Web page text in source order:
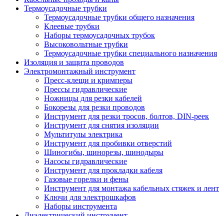
Термоусадочные трубки
Термоусадочные трубки общего назначения
Клеевые трубки
Наборы термоусадочных трубок
Высоковольтные трубки
Термоусадочные трубки специального назначения
Изоляция и защита проводов
Электромонтажный инструмент
Пресс-клещи и кримперы
Прессы гидравлические
Ножницы для резки кабелей
Бокорезы для резки проводов
Инструмент для резки тросов, болтов, DIN-реек
Инструмент для снятия изоляции
Мультитулы электрика
Инструмент для пробивки отверстий
Шиногибы, шинорезы, шинодыры
Насосы гидравлические
Инструмент для прокладки кабеля
Газовые горелки и фены
Инструмент для монтажа кабельных стяжек и лент
Ключи для электрошкафов
Наборы инструмента